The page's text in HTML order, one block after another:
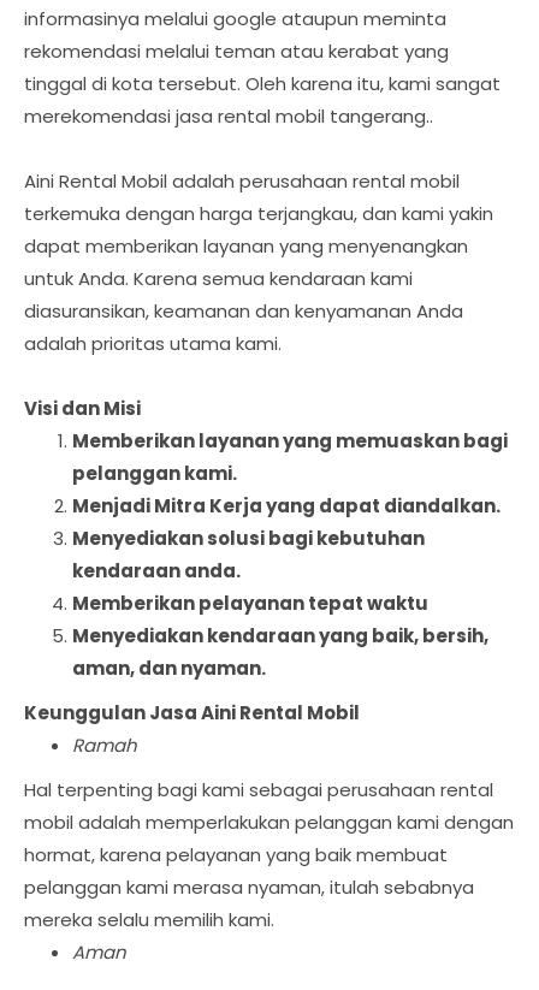
informasinya melalui google ataupun meminta
rekomendasi melalui teman atau kerabat yang
tinggal di kota tersebut. Oleh karena itu, kami sangat
merekomendasi jasa rental mobil tangerang..
Aini Rental Mobil adalah perusahaan rental mobil
terkemuka dengan harga terjangkau, dan kami yakin
dapat memberikan layanan yang menyenangkan
untuk Anda. Karena semua kendaraan kami
diasuransikan, keamanan dan kenyamanan Anda
adalah prioritas utama kami.
Visi dan Misi
Memberikan layanan yang memuaskan bagi
pelanggan kami.
Menjadi Mitra Kerja yang dapat diandalkan.
Menyediakan solusi bagi kebutuhan
kendaraan anda.
Memberikan pelayanan tepat waktu
Menyediakan kendaraan yang baik, bersih,
aman, dan nyaman.
Keunggulan Jasa Aini Rental Mobil
Ramah
Hal terpenting bagi kami sebagai perusahaan rental
mobil adalah memperlakukan pelanggan kami dengan
hormat, karena pelayanan yang baik membuat
pelanggan kami merasa nyaman, itulah sebabnya
mereka selalu memilih kami.
Aman